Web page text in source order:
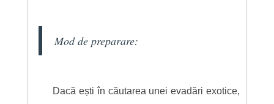
Mod de preparare:
Dacă ești în căutarea unei evadări exotice,